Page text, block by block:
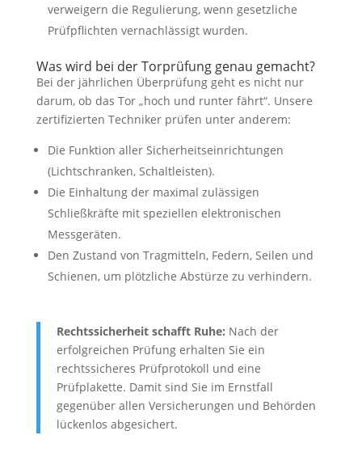
verweigern die Regulierung, wenn gesetzliche
Prüfpflichten vernachlässigt wurden.
Was wird bei der Torprüfung genau gemacht?
Bei der jährlichen Überprüfung geht es nicht nur
darum, ob das Tor „hoch und runter fährt“. Unsere
zertifizierten Techniker prüfen unter anderem:
Die Funktion aller Sicherheitseinrichtungen
(Lichtschranken, Schaltleisten).
Die Einhaltung der maximal zulässigen
Schließkräfte mit speziellen elektronischen
Messgeräten.
Den Zustand von Tragmitteln, Federn, Seilen und
Schienen, um plötzliche Abstürze zu verhindern.
Rechtssicherheit schafft Ruhe: Nach der
erfolgreichen Prüfung erhalten Sie ein
rechtssicheres Prüfprotokoll und eine
Prüfplakette. Damit sind Sie im Ernstfall
gegenüber allen Versicherungen und Behörden
lückenlos abgesichert.